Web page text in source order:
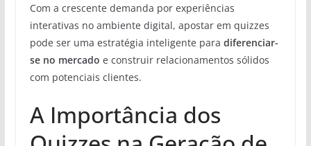
Com a crescente demanda por experiências
interativas no ambiente digital, apostar em quizzes
pode ser uma estratégia inteligente para diferenciar-
se no mercado e construir relacionamentos sólidos
com potenciais clientes.
A Importância dos